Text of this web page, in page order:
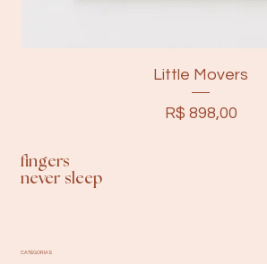
Little Movers
Preço
R$ 898,00
fingers
never sleep
CATEGORIAS